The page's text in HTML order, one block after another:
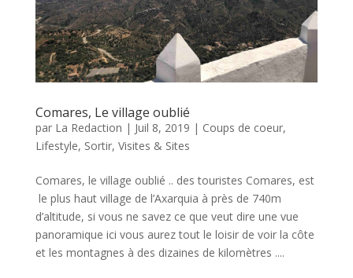
Comares, Le village oublié
par La Redaction | Juil 8, 2019 | Coups de coeur,
Lifestyle, Sortir, Visites & Sites
Comares, le village oublié .. des touristes Comares, est
le plus haut village de l’Axarquia à près de 740m
d’altitude, si vous ne savez ce que veut dire une vue
panoramique ici vous aurez tout le loisir de voir la côte
et les montagnes à des dizaines de kilomètres ....